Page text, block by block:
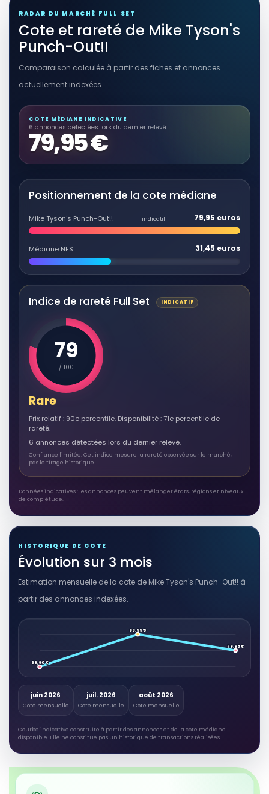
RADAR DU MARCHÉ FULL SET
Cote et rareté de Mike Tyson's
Punch-Out!!
Comparaison calculée à partir des fiches et annonces
actuellement indexées.
COTE MÉDIANE INDICATIVE
6 annonces détectées lors du dernier relevé
79,95 €
Positionnement de la cote médiane
Mike Tyson's Punch-Out!! indicatif 79,95 euros
Médiane NES 31,45 euros
Indice de rareté Full Set INDICATIF
79
/ 100
Rare
Prix relatif : 90e percentile. Disponibilité : 71e percentile de
rareté.
6 annonces détectées lors du dernier relevé.
Confiance limitée. Cet indice mesure la rareté observée sur le marché,
pas le tirage historique.
Données indicatives : les annonces peuvent mélanger états, régions et niveaux
de complétude.
HISTORIQUE DE COTE
Évolution sur 3 mois
Estimation mensuelle de la cote de Mike Tyson's Punch-Out!! à
partir des annonces indexées.
69,90 €
89,99 €
79,95 €
juin 2026
Cote mensuelle
juil. 2026
Cote mensuelle
août 2026
Cote mensuelle
Courbe indicative construite à partir des annonces et de la cote médiane
disponible. Elle ne constitue pas un historique de transactions réalisées.